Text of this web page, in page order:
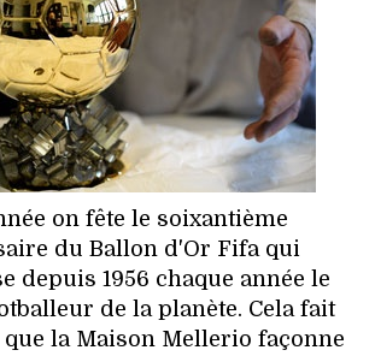
HIGH TECH
MAISON
AUTO
TENDANCES
BEAUTÉ
MODE DE RUE
on fête le soixantième
du Ballon d'Or Fifa qui
depuis 1956 chaque année le
de la planète. Cela fait
la Maison Mellerio façonne